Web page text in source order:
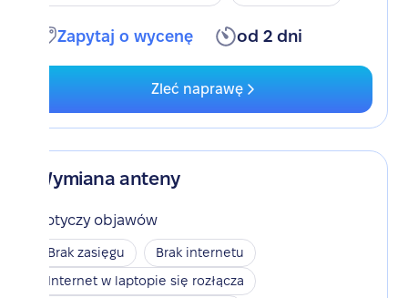
Zapytaj o wycenę od 2 dni
Zleć naprawę
Wymiana anteny
Dotyczy objawów
Brak zasięgu
Brak internetu
Internet w laptopie się rozłącza